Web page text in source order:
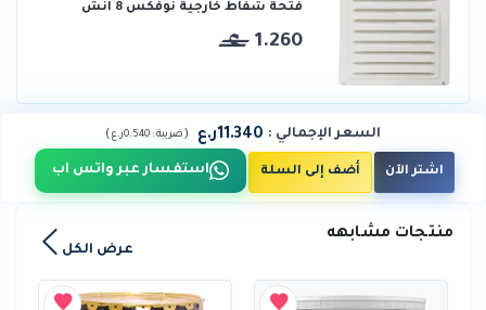
فتحة شفاط خارجية نوفكس 8 انش
1.260
السعر الإجمالي : 11.340ر.ع (ضريبة : 0.540ر.ع )
اشتر الآن أضف إلى السلة استفسار عبر واتس اب
منتجات مشابهه
عرض الكل